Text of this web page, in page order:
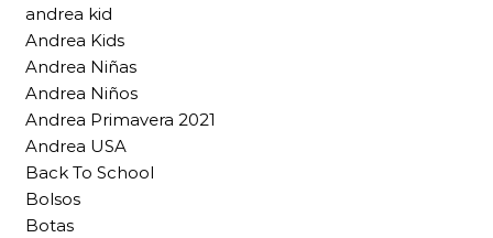
andrea kid
Andrea Kids
Andrea Niñas
Andrea Niños
Andrea Primavera 2021
Andrea USA
Back To School
Bolsos
Botas